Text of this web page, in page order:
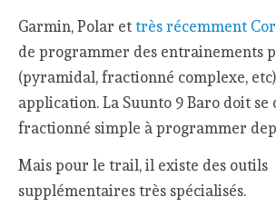
Garmin, Polar ettrès récemment
de programmer des entrainements
(pyramidal, fractionné complexe,
application. La Suunto 9 Baro doit se
fractionné simple à programmer
Mais pour le trail, il existe des outils
supplémentaires très spécialisés.